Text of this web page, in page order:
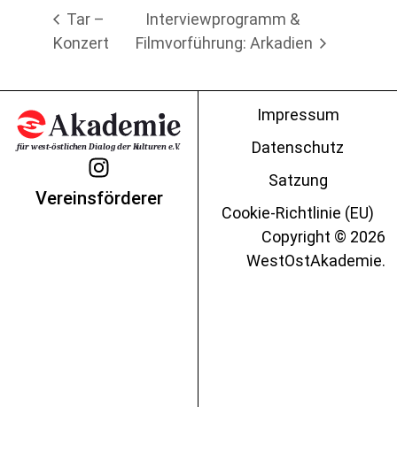
Tar –
Konzert
Interviewprogramm &
Filmvorführung: Arkadien
Vereinsförderer
Impressum
Datenschutz
Satzung
Cookie-Richtlinie (EU)
Copyright © 2026
WestOstAkademie.